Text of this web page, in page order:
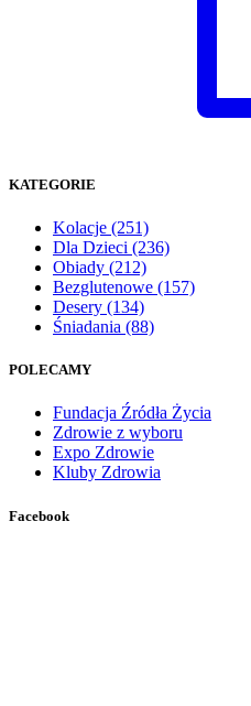
KATEGORIE
Kolacje (251)
Dla Dzieci (236)
Obiady (212)
Bezglutenowe (157)
Desery (134)
Śniadania (88)
POLECAMY
Fundacja Źródła Życia
Zdrowie z wyboru
Expo Zdrowie
Kluby Zdrowia
Facebook